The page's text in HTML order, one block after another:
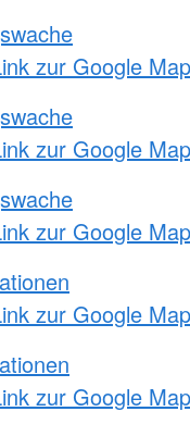
zur Google
zur Google
zur Google
zur Google
zur Google